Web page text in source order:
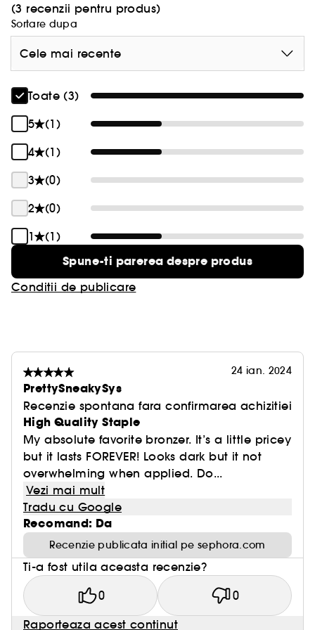
(3 recenzii pentru produs)
Sortare dupa
Cele mai recente
Toate (3)
5
(1)
4
(1)
3
(0)
2
(0)
1
(1)
Spune-ti parerea despre produs
Conditii de publicare
24 ian. 2024
PrettySneakySys
Recenzie spontana fara confirmarea achizitiei
High Quality Staple
My absolute favorite bronzer. It’s a little pricey
but it lasts FOREVER! Looks dark but it not
overwhelming when applied. Do...
Vezi mai mult
Tradu cu Google
Recomand: Da
Recenzie publicata initial pe sephora.com
Ti-a fost utila aceasta recenzie?
0 0
Raporteaza acest continut